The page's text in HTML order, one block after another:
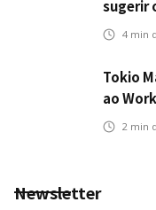
sugerir
4 min
Tokio
ao
2 min
Newsletter